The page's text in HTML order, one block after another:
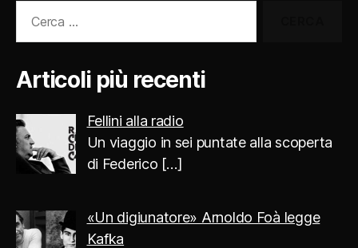
Articoli più recenti
Fellini alla radio
Un viaggio in sei puntate alla scoperta
di Federico […]
«Un digiunatore» Arnoldo Foà legge
Kafka